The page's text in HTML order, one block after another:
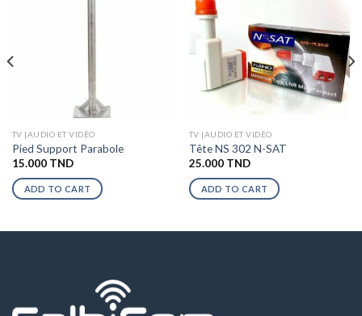
TV |AUDIO ET VIDÉO
Pied Support Parabole
15.000 TND
ADD TO CART
TV |AUDIO ET VIDÉO
Tête NS 302 N-SAT
25.000 TND
ADD TO CART